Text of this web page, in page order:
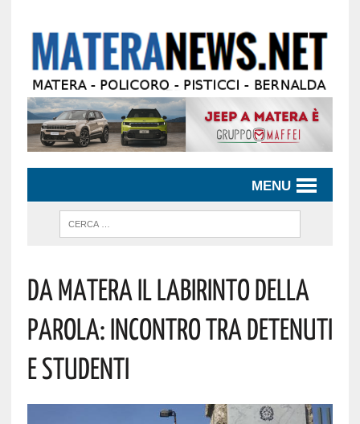
MENU
Da Matera Il Labirinto Della
Parola: Incontro Tra Detenuti
E Studenti